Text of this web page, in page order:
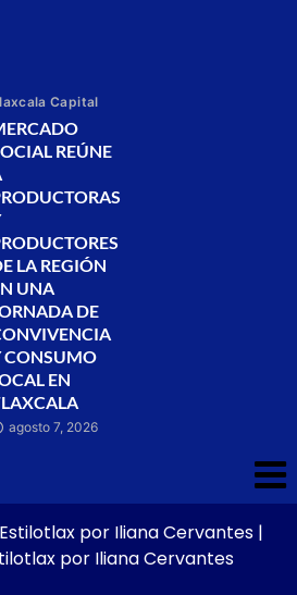
Capital
REÚNE
LA REGIÓN
UNA
DE
CONSUMO
EN
agosto 7, 2026
por Iliana Cervantes |
por Iliana Cervantes